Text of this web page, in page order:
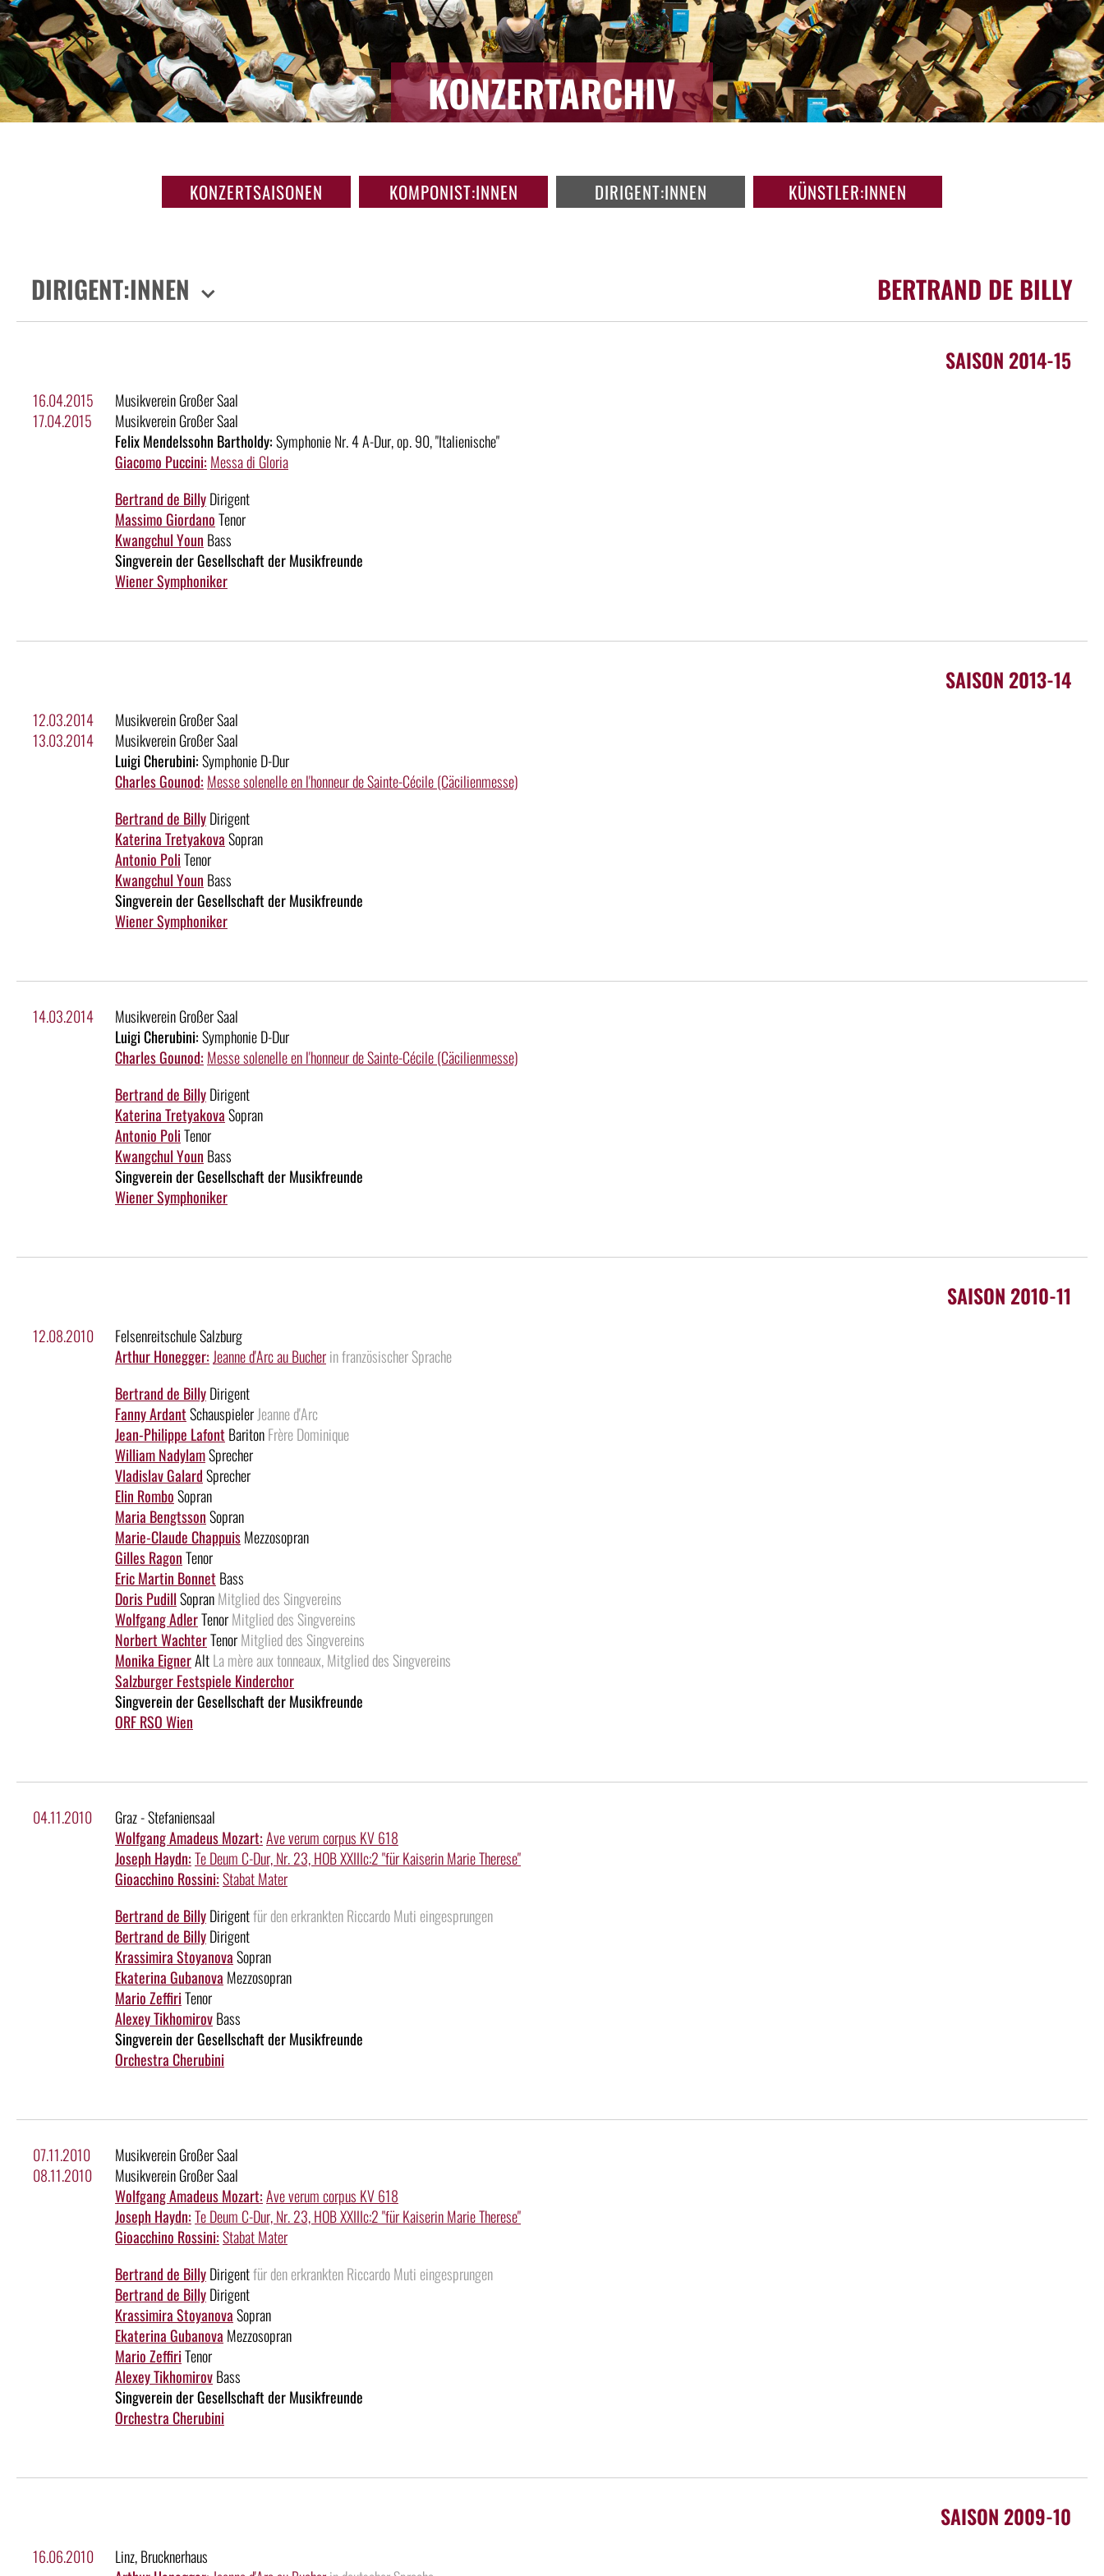
KONZERTARCHIV
KONZERTSAISONEN KOMPONIST:INNEN DIRIGENT:INNEN KÜNSTLER:INNEN
DIRIGENT:INNEN BERTRAND DE BILLY
SAISON 2014-15
16.04.2015
Musikverein Großer Saal
17.04.2015
Musikverein Großer Saal
Felix Mendelssohn Bartholdy:Symphonie Nr. 4 A-Dur, op. 90, "Italienische"
Giacomo Puccini: Messa di Gloria
Bertrand de BillyDirigent
Massimo GiordanoTenor
Kwangchul Youn Bass
Singverein der Gesellschaft der Musikfreunde
Wiener Symphoniker
SAISON 2013-14
12.03.2014
Musikverein Großer Saal
13.03.2014
Musikverein Großer Saal
Luigi Cherubini:Symphonie D-Dur
Charles Gounod: Messe solenelle en l'honneur de Sainte-Cécile (Cäcilienmesse)
Bertrand de BillyDirigent
Katerina TretyakovaSopran
Antonio PoliTenor
Kwangchul Youn Bass
Singverein der Gesellschaft der Musikfreunde
Wiener Symphoniker
14.03.2014
Musikverein Großer Saal
Luigi Cherubini:Symphonie D-Dur
Charles Gounod: Messe solenelle en l'honneur de Sainte-Cécile (Cäcilienmesse)
Bertrand de BillyDirigent
Katerina TretyakovaSopran
Antonio PoliTenor
Kwangchul Youn Bass
Singverein der Gesellschaft der Musikfreunde
Wiener Symphoniker
SAISON 2010-11
12.08.2010
Felsenreitschule Salzburg
Arthur Honegger:Jeanne d'Arc au Bucherin französischer Sprache
Bertrand de BillyDirigent
Fanny ArdantSchauspielerJeanne d'Arc
Jean-Philippe Lafont BaritonFrère Dominique
William NadylamSprecher
Vladislav GalardSprecher
Elin RomboSopran
Maria BengtssonSopran
Marie-Claude ChappuisMezzosopran
Gilles RagonTenor
Eric Martin Bonnet Bass
Doris PudillSopranMitglied des Singvereins
Wolfgang AdlerTenorMitglied des Singvereins
Norbert WachterTenorMitglied des Singvereins
Monika EignerAltLa mère aux tonneaux, Mitglied des Singvereins
Salzburger Festspiele Kinderchor
Singverein der Gesellschaft der Musikfreunde
ORF RSO Wien
04.11.2010
Graz - Stefaniensaal
Wolfgang Amadeus Mozart:Ave verum corpus KV 618
Joseph Haydn:Te Deum C-Dur, Nr. 23, HOB XXIIIc:2 "für Kaiserin Marie Therese"
Gioacchino Rossini:Stabat Mater
Bertrand de BillyDirigentfür den erkrankten Riccardo Muti eingesprungen
Bertrand de BillyDirigent
Krassimira StoyanovaSopran
Ekaterina Gubanova Mezzosopran
Mario ZeffiriTenor
Alexey TikhomirovBass
Singverein der Gesellschaft der Musikfreunde
Orchestra Cherubini
07.11.2010
Musikverein Großer Saal
08.11.2010
Musikverein Großer Saal
Wolfgang Amadeus Mozart:Ave verum corpus KV 618
Joseph Haydn:Te Deum C-Dur, Nr. 23, HOB XXIIIc:2 "für Kaiserin Marie Therese"
Gioacchino Rossini:Stabat Mater
Bertrand de BillyDirigentfür den erkrankten Riccardo Muti eingesprungen
Bertrand de BillyDirigent
Krassimira StoyanovaSopran
Ekaterina Gubanova Mezzosopran
Mario ZeffiriTenor
Alexey TikhomirovBass
Singverein der Gesellschaft der Musikfreunde
Orchestra Cherubini
SAISON 2009-10
16.06.2010
Linz, Brucknerhaus